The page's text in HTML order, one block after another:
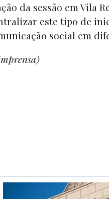
da sessão em Vila
este tipo de
social em